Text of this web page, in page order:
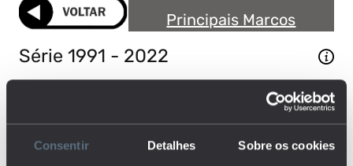
Consentir Detalhes Sobre os cookies
Principais Marcos
Série 1991 - 2022
ENSINO SECUNDÁRIO ENSINO SUPERIOR